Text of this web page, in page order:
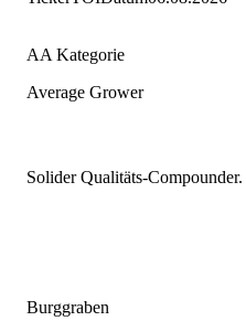
AA Kategorie
Average Grower
Solider Qualitäts-
Burggraben